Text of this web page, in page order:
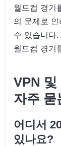
월드컵 경기
의 문제로
수 있습니다
월드컵 경기
VPN 및
자주 묻
어디서
있나요?